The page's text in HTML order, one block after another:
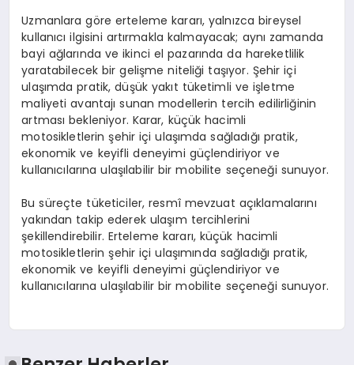
Uzmanlara göre erteleme kararı, yalnızca bireysel
kullanıcı ilgisini artırmakla kalmayacak; aynı zamanda
bayi ağlarında ve ikinci el pazarında da hareketlilik
yaratabilecek bir gelişme niteliği taşıyor. Şehir içi
ulaşımda pratik, düşük yakıt tüketimli ve işletme
maliyeti avantajı sunan modellerin tercih edilirliğinin
artması bekleniyor. Karar, küçük hacimli
motosikletlerin şehir içi ulaşımda sağladığı pratik,
ekonomik ve keyifli deneyimi güçlendiriyor ve
kullanıcılarına ulaşılabilir bir mobilite seçeneği sunuyor.
Bu süreçte tüketiciler, resmî mevzuat açıklamalarını
yakından takip ederek ulaşım tercihlerini
şekillendirebilir. Erteleme kararı, küçük hacimli
motosikletlerin şehir içi ulaşımında sağladığı pratik,
ekonomik ve keyifli deneyimi güçlendiriyor ve
kullanıcılarına ulaşılabilir bir mobilite seçeneği sunuyor.